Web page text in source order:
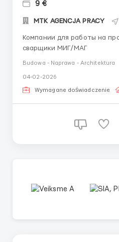
9 €
MTK AGENCJA PRACY
Компании для работы на
сварщики МИГ/МАГ
Budowa - Naprawa - Architektura
04-02-2026
Wymagane doświadczenie